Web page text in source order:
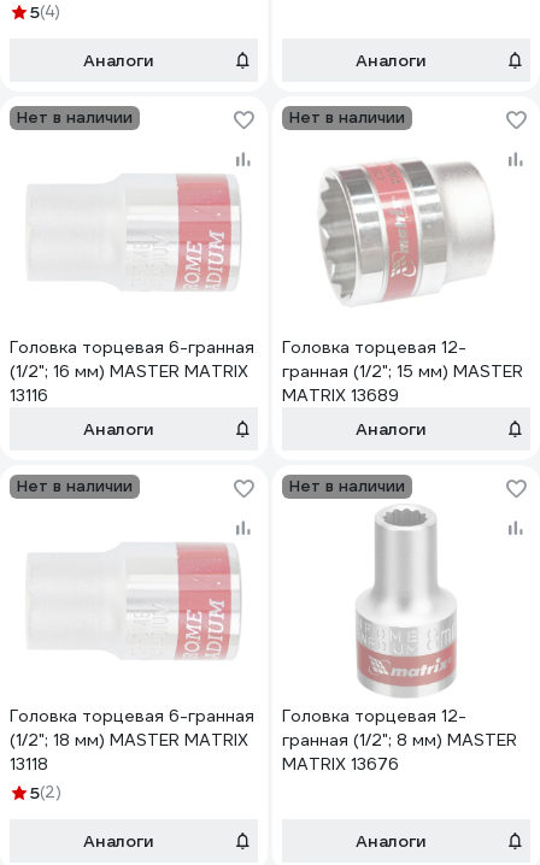
5(4)
Аналоги Аналоги
Нет в наличии
Головка торцевая 6-гранная
(1/2"; 16 мм) MASTER MATRIX
13116
Аналоги
Нет в наличии
Головка торцевая 12-
гранная (1/2"; 15 мм) MASTER
MATRIX 13689
Аналоги
Нет в наличии
Головка торцевая 6-гранная
(1/2"; 18 мм) MASTER MATRIX
13118
5(2)
Аналоги
Нет в наличии
Головка торцевая 12-
гранная (1/2"; 8 мм) MASTER
MATRIX 13676
Аналоги